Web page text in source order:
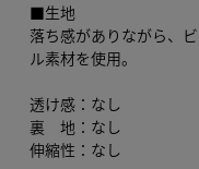
■生地
落ち感がありながら、
ル素材を使用。
透け感：なし
裏 地：なし
伸縮性：なし